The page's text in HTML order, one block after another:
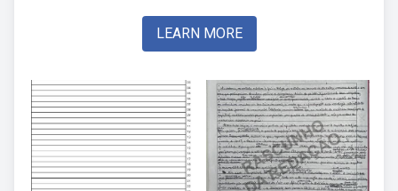
LEARN MORE